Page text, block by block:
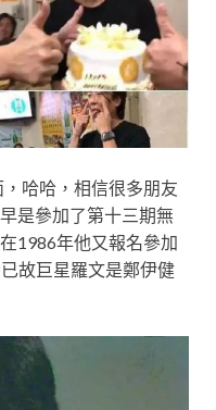
哈哈，相信很多朋友
是參加了第十三期無
1986年他又報名參加
故巨星羅文是鄭伊健